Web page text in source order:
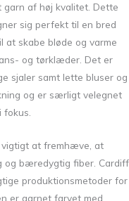
garn af høj kvalitet. Dette
sig perfekt til en bred
skabe bløde og varme
og tørklæder. Det er
sjaler samt lette bluser og
og er særligt velegnet
fokus.
at fremhæve, at
og bæredygtig fiber. Cardiff
produktionsmetoder for
er garnet farvet med